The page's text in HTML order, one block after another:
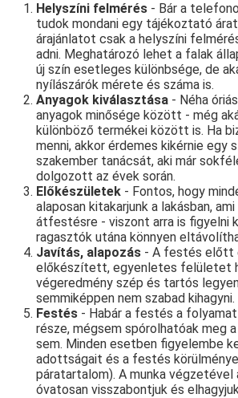
Helyszíni felmérés - Bár a
tudok mondani egy tájékoztató
árajánlatot csak a helyszíni
adni. Meghatározó lehet a falak
új szín esetleges különbsége, de
nyílászárók mérete és száma is.
Anyagok kiválasztása - Néha
anyagok minősége között - még
különböző termékei között is. Ha
menni, akkor érdemes kikérnie egy
szakember tanácsát, aki már
dolgozott az évek során.
Előkészületek - Fontos, hogy
alaposan kitakarjunk a lakásban,
átfestésre - viszont arra is figyelni
ragasztók utána könnyen
Javítás, alapozás - A festés előtt
előkészített, egyenletes felületet
végeredmény szép és tartós
semmiképpen nem szabad kihagyni.
Festés - Habár a festés a
része, mégsem spórolhatóak meg
sem. Minden esetben figyelembe
adottságait és a festés
páratartalom). A munka végzetével
óvatosan visszabontjuk és